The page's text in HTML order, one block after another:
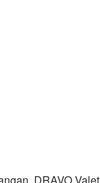
DRAVO Valet